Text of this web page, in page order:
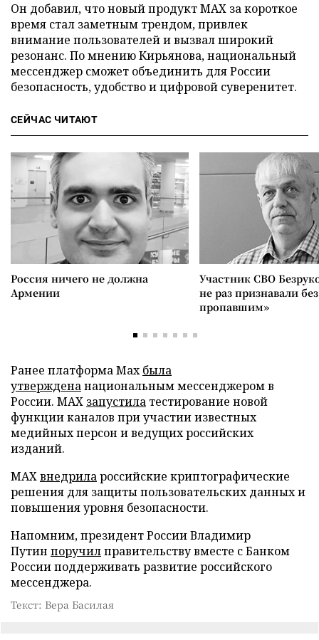
Он добавил, что новый продукт MAX за короткое
время стал заметным трендом, привлек
внимание пользователей и вызвал широкий
резонанс. По мнению Кирьянова, национальный
мессенджер сможет объединить для России
безопасность, удобство и цифровой суверенитет.
СЕЙЧАС ЧИТАЮТ
Россия ничего не должна
Армении
Участник СВО
не раз признавали
пропавшим»
Ранее платформа Maxбыла
утвержденанациональным мессенджером в
России. MAX запустила тестирование новой
функции каналов при участии известных
медийных персон и ведущих российских
изданий.
MAXвнедрилароссийские криптографические
решения для защиты пользовательских данных и
повышения уровня безопасности.
Напомним, президент России Владимир
Путин поручилправительству вместе с Банком
России поддерживать развитие российского
мессенджера.
Текст: Вера Басилая